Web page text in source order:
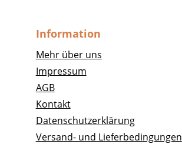
Information
Mehr über uns
Impressum
AGB
Kontakt
Datenschutzerklärung
Versand- und Lieferbedingungen